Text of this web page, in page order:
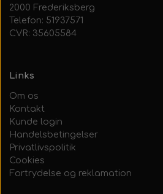
2000 Frederiksberg
Telefon: 51937571
CVR: 35605584
Links
Om os
Kontakt
Kunde login
Handelsbetingelser
Privatlivspolitik
Cookies
Fortrydelse og reklamation